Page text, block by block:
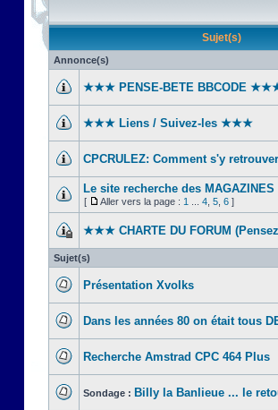
Sujet(s)
Annonce(s)
★★★ PENSE-BETE BBCODE
★★★ Liens / Suivez-les ★★★
CPCRULEZ: Comment s'y retrouver‎
Le site recherche des MAGAZINES
[ Aller vers la page : 1 4 5 6 ]
★★★ CHARTE DU FORUM
Sujet(s)
Présentation Xvolks
Dans les années 80 on était tous
Recherche Amstrad CPC 464 Plus
Sondage : Billy la Banlieue ... le